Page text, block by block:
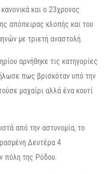
και ο 23χρονος
απόπειρας κλοπής και του
με τριετή αναστολή.
αρνήθηκε τις κατηγορίες
πως βρισκόταν υπό την
μαχαίρι αλλά ένα κουτί
από την αστυνομία, το
Δευτέρα 4
πόλη της Ρόδου.